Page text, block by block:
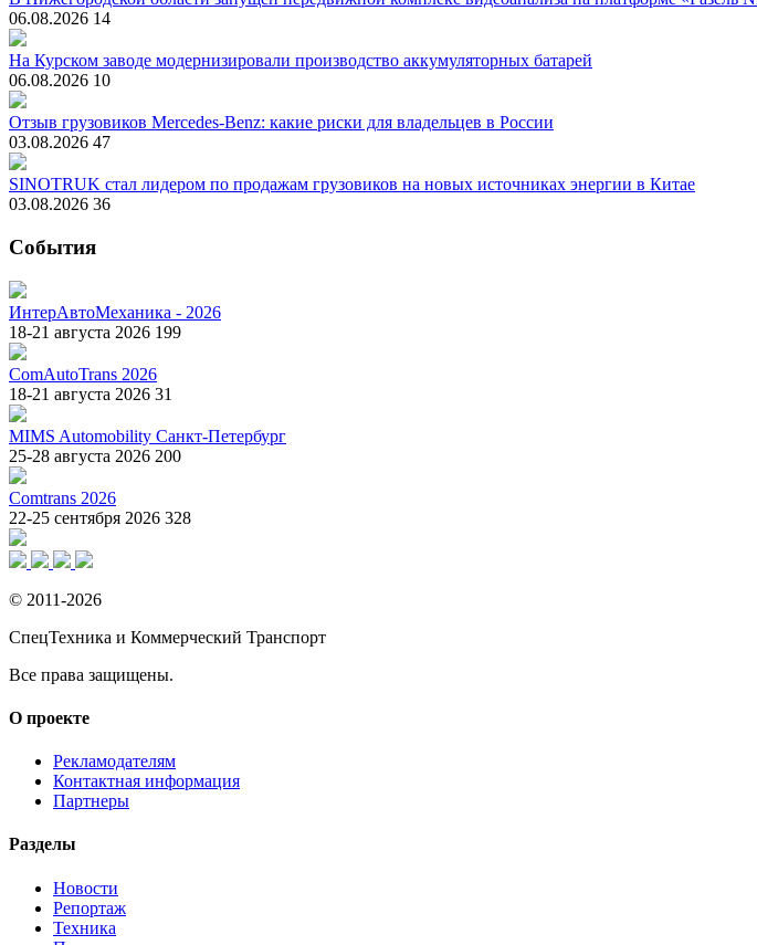
06.08.2026 14
На Курском заводе модернизировали производство аккумуляторных батарей
06.08.2026 10
Отзыв грузовиков Mercedes-Benz: какие риски для владельцев в России
03.08.2026 47
SINOTRUK стал лидером по продажам грузовиков на новых источниках энергии в Китае
03.08.2026 36
События
ИнтерАвтоМеханика - 2026
18-21 августа 2026 199
ComAutoTrans 2026
18-21 августа 2026 31
MIMS Automobility Санкт-Петербург
25-28 августа 2026 200
Comtrans 2026
22-25 сентября 2026 328
© 2011-2026
СпецТехника и Коммерческий Транспорт
Все права защищены.
О проекте
Рекламодателям
Контактная информация
Партнеры
Разделы
Новости
Репортаж
Техника